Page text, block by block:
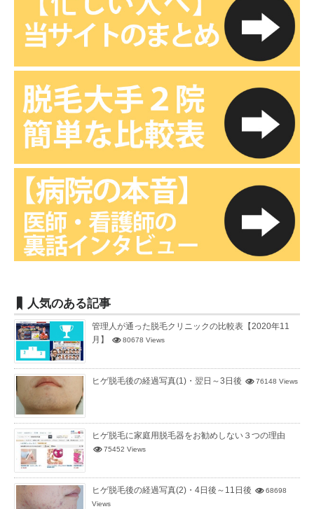
人気のある記事
管理人が通った脱毛クリニックの比較表【2020年11
月】
80678 Views
ヒゲ脱毛後の経過写真(1)・翌日～3日後 76148 Views
ヒゲ脱毛に家庭用脱毛器をお勧めしない３つの理由
75452 Views
ヒゲ脱毛後の経過写真(2)・4日後～11日後
68698
Views